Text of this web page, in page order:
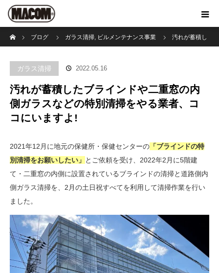
ブログ
ガラス清掃, ビルメンテナンス事業 汚れが蓄積し
すよ!
ガラス清掃 2022.05.16
汚れが蓄積したブラインドや二重窓の内
側ガラスなどの特別清掃をやる業者、コ
コにいますよ!
2021年12月に地元の保健所・保健センターの 「ブラインドの特
別清掃をお願いしたい」 とご依頼を受け、2022年2月に5階建
て・二重窓の内側に設置されているブラインドの清掃と道路側内
側ガラス清掃を、2月の土日祝すべてを利用して清掃作業を行い
ました。